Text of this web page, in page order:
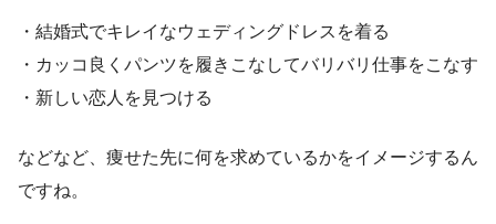
・結婚式でキレイなウェディングドレスを着る
・カッコ良くパンツを履きこなしてバリバリ仕事をこなす
・新しい恋人を見つける
などなど、痩せた先に何を求めているかをイメージするん
ですね。